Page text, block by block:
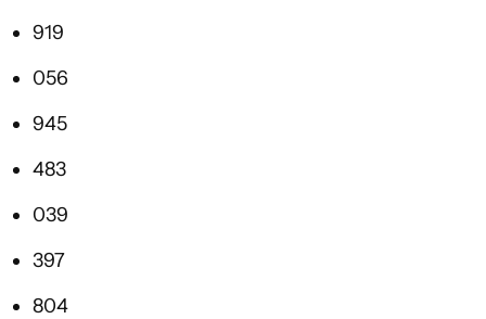
919
056
945
483
039
397
804